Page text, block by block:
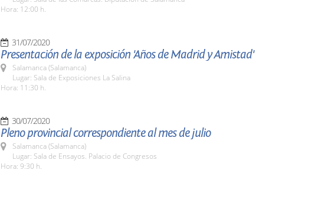
Hora: 12:00 h.
31/07/2020
Presentación de la exposición 'Años de Madrid y Amistad'
Salamanca (Salamanca)
Lugar: Sala de Exposiciones La Salina
Hora: 11:30 h.
30/07/2020
Pleno provincial correspondiente al mes de julio
Salamanca (Salamanca)
Lugar: Sala de Ensayos. Palacio de Congresos
Hora: 9:30 h.